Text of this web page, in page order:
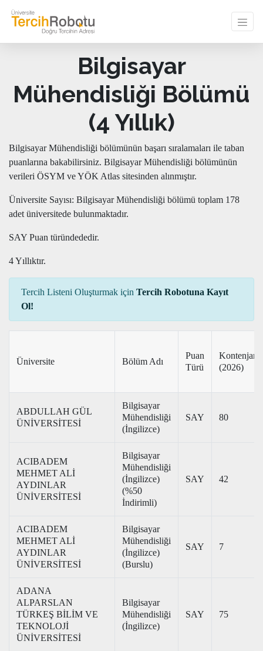
Bilgisayar
Mühendisliği Bölümü
(4 Yıllık)
Bilgisayar Mühendisliği bölümünün başarı sıralamaları ile taban
puanlarına bakabilirsiniz. Bilgisayar Mühendisliği bölümünün
verileri ÖSYM ve YÖK Atlas sitesinden alınmıştır.
Üniversite Sayısı: Bilgisayar Mühendisliği bölümü toplam 178
adet üniversitede bulunmaktadır.
SAY Puan türündededir.
4 Yıllıktır.
Tercih Listeni Oluşturmak için Tercih Robotuna Kayıt
Ol!
Üniversite Bölüm Adı
Puan
Türü
Kontenjan
(2026)
ABDULLAH GÜL
ÜNİVERSİTESİ
Bilgisayar
Mühendisliği
(İngilizce)
SAY 80
ACIBADEM
MEHMET ALİ
AYDINLAR
ÜNİVERSİTESİ
Bilgisayar
Mühendisliği
(İngilizce)
(%50
İndirimli)
SAY 42
ACIBADEM
MEHMET ALİ
AYDINLAR
ÜNİVERSİTESİ
Bilgisayar
Mühendisliği
(İngilizce)
(Burslu)
SAY 7
ADANA
ALPARSLAN
TÜRKEŞ BİLİM VE
TEKNOLOJİ
ÜNİVERSİTESİ
Bilgisayar
Mühendisliği
(İngilizce)
SAY 75